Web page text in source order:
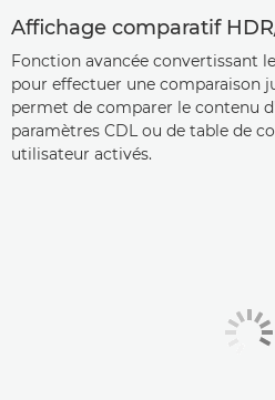
Affichage comparatif
Fonction avancée convertissant
pour effectuer une comparaison
permet de comparer le contenu
paramètres CDL ou de table de
utilisateur activés.